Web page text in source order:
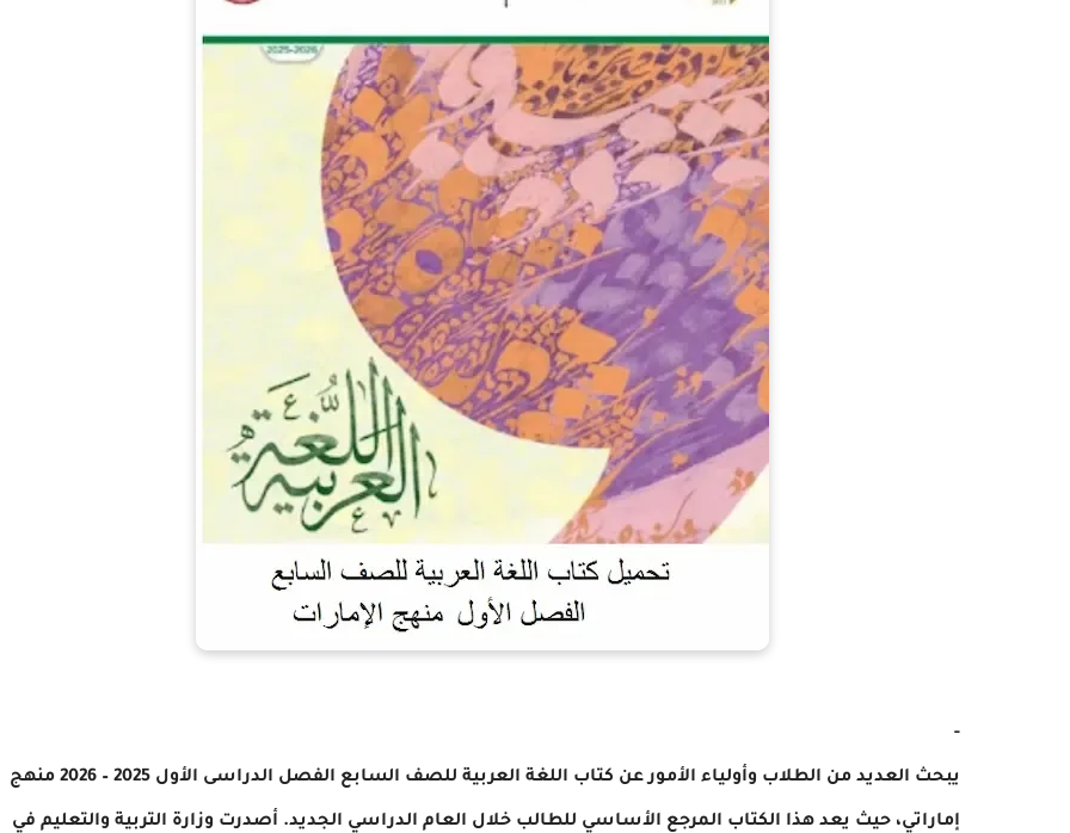
-
يبحث العديد من الطلاب وأولياء الأمور عن كتاب اللغة العربية للصف السابع الفصل الدراسى الأول 2025 – 2026 منهج
إماراتي، حيث يعد هذا الكتاب المرجع الأساسي للطالب خلال العام الدراسي الجديد. أصدرت وزارة التربية والتعليم في